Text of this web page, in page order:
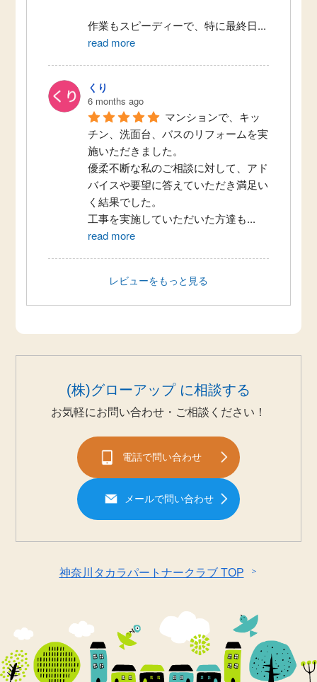
作業もスピーディーで、特に最終日...
read more
くり
6 months ago
マンションで、キッ
チン、洗面台、バスのリフォームを実
施いただきました。
優柔不断な私のご相談に対して、アド
バイスや要望に答えていただき満足い
く結果でした。
工事を実施していただいた方達も...
read more
レビューをもっと見る
(株)グローアップ に相談する
お気軽にお問い合わせ・ご相談ください！
電話で問い合わせ
メールで問い合わせ
神奈川タカラパートナークラブ TOP ＞